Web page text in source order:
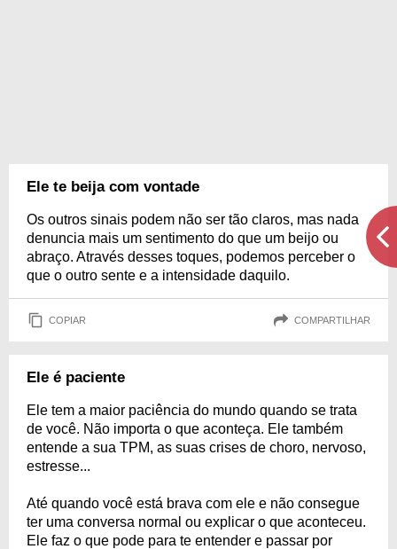
Ele te beija com vontade
Os outros sinais podem não ser tão claros, mas nada
denuncia mais um sentimento do que um beijo ou
abraço. Através desses toques, podemos perceber o
que o outro sente e a intensidade daquilo.
COPIAR COMPARTILHAR
Ele é paciente
Ele tem a maior paciência do mundo quando se trata
de você. Não importa o que aconteça. Ele também
entende a sua TPM, as suas crises de choro, nervoso,
estresse...
Até quando você está brava com ele e não consegue
ter uma conversa normal ou explicar o que aconteceu.
Ele faz o que pode para te entender e passar por